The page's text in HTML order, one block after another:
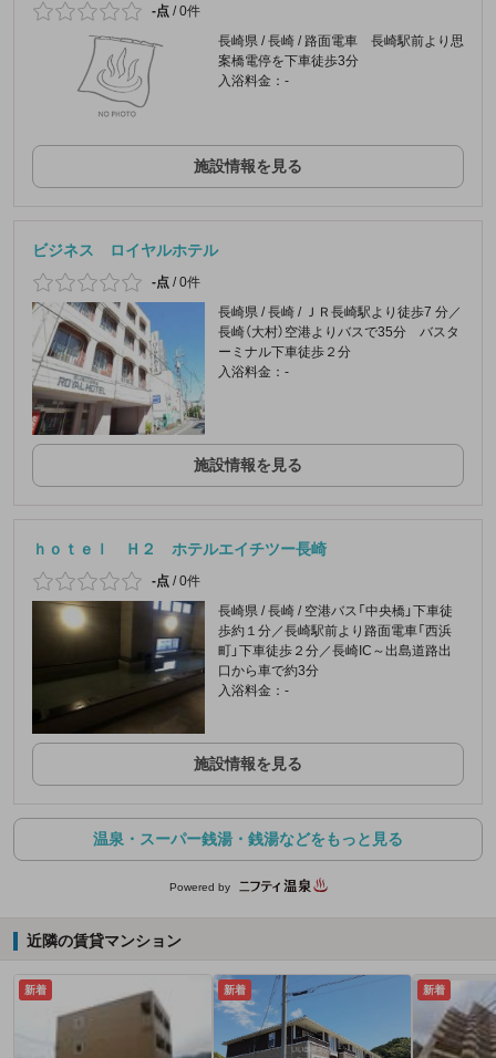
-点 /0件
長崎県 / 長崎 / 路面電車 長崎駅前より思
案橋電停を下車徒歩3分
入浴料金：-
施設情報を見る
ビジネス ロイヤルホテル
-点 /0件
長崎県 / 長崎 / ＪＲ長崎駅より徒歩7 分／
長崎（大村）空港よりバスで35分 バスタ
ーミナル下車徒歩２分
入浴料金：-
施設情報を見る
ｈｏｔｅｌ Ｈ２ ホテルエイチツー長崎
-点 /0件
長崎県 / 長崎 / 空港バス「中央橋」下車徒
歩約１分／長崎駅前より路面電車「西浜
町」下車徒歩２分／長崎IC～出島道路出
口から車で約3分
入浴料金：-
施設情報を見る
温泉・スーパー銭湯・銭湯などをもっと見る
Powered by
近隣の賃貸マンション
新着 新着 新着